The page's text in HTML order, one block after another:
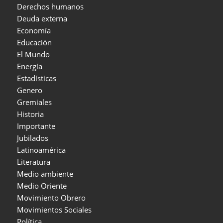
Derechos humanos
Deuda externa
Economía
Educación
El Mundo
Energía
Estadísticas
Genero
Gremiales
Historia
Importante
Jubilados
Latinoamérica
Literatura
Medio ambiente
Medio Oriente
Movimiento Obrero
Movimientos Sociales